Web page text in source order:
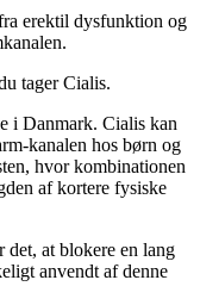
erektil dysfunktion og
tager Cialis.
i Danmark. Cialis kan
kanalen hos børn og
hvor kombinationen
af ​​kortere fysiske
det, at blokere en lang
anvendt af denne